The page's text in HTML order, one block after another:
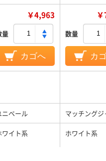
￥4,963
量
カゴへ
数量
カ
ニベール マッチング
ワイト系 ホワイト系